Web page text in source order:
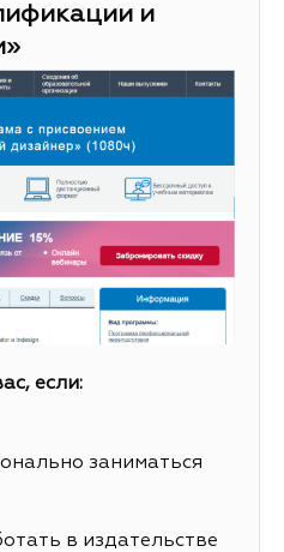
и
если:
заниматься
в издательстве